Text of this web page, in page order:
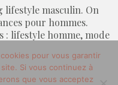
lifestyle masculin. On
pour hommes.
: lifestyle homme, mode
- blog lifestyle
pour vous garantir
Si vous continuez à
que vous acceptez